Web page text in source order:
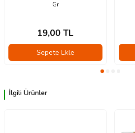
Gr
19,00 TL
Sepete Ekle
İlgili Ürünler